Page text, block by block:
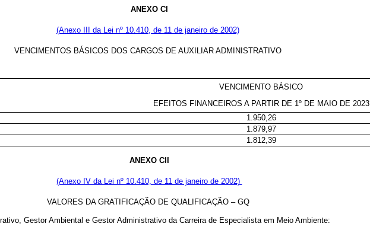
ANEXO CI
(Anexo III da Lei nº 10.410, de 11 de janeiro de 2002)
VENCIMENTOS BÁSICOS DOS CARGOS DE AUXILIAR ADMINISTRATIVO
VENCIMENTO BÁSICO
EFEITOS FINANCEIROS A PARTIR DE 1º DE MAIO DE 2023
1.950,26
1.879,97
1.812,39
ANEXO CII
(Anexo IV da Lei nº 10.410, de 11 de janeiro de 2002)
VALORES DA GRATIFICAÇÃO DE QUALIFICAÇÃO – GQ
Gestor Ambiental e Gestor Administrativo da Carreira de Especialista em Meio Ambiente: